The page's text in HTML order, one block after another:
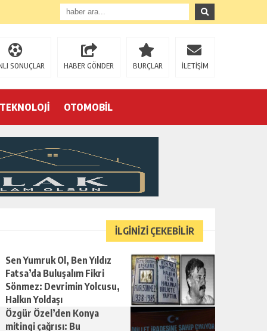
SONUÇLAR HABER GÖNDER BURÇLAR İLETİŞİM
TEKNOLOJİ OTOMOBİL
İLGİNİZİ ÇEKEBİLİR
Sen Yumruk Ol, Ben Yıldız
Fatsa’da Buluşalım Fikri
Sönmez: Devrimin Yolcusu,
Halkın Yoldaşı
Özgür Özel’den Konya
mitingi çağrısı: Bu